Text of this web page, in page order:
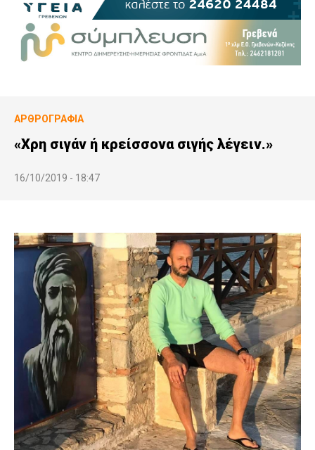
ΑΡΘΡΟΓΡΑΦΊΑ
«Χρη σιγάν ή κρείσσονα σιγής λέγειν.»
16/10/2019 - 18:47